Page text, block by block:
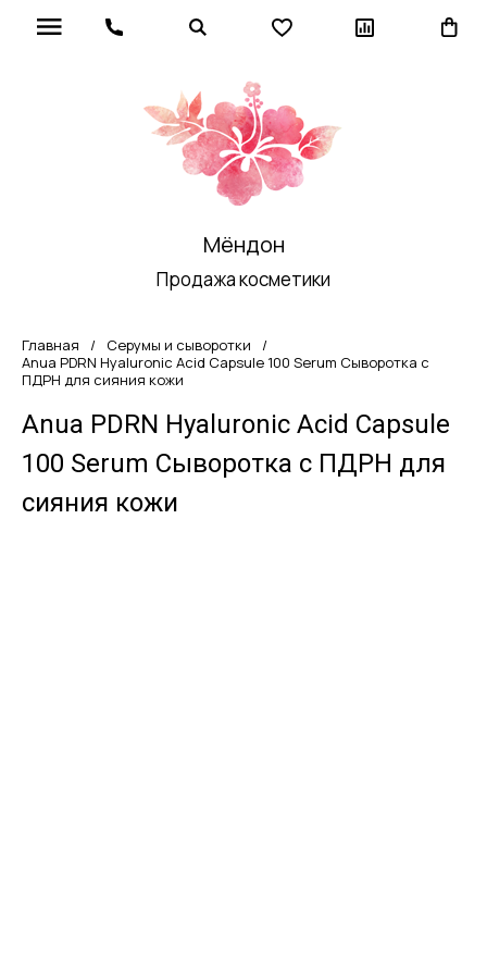
Мёндон
Продажа косметики
Главная / Серумы и сыворотки
/
Anua PDRN Hyaluronic Acid Capsule 100 Serum Сыворотка с
ПДРН для сияния кожи
Anua PDRN Hyaluronic Acid Capsule
100 Serum Сыворотка с ПДРН для
сияния кожи